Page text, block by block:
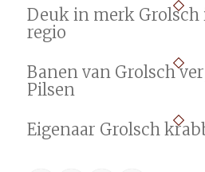
Deuk in merk
regio
Banen van Grolsch
Pilsen
Eigenaar Grolsch